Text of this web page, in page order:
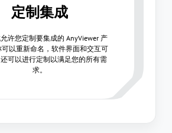
定制集成
许您定制要集成的 AnyViewer 产
以重新命名，软件界面和交互可
可以进行定制以满足您的所有需
求。